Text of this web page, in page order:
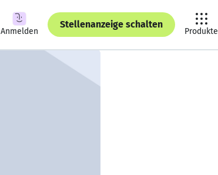
Anmelden
Stellenanzeige schalten
Produkte